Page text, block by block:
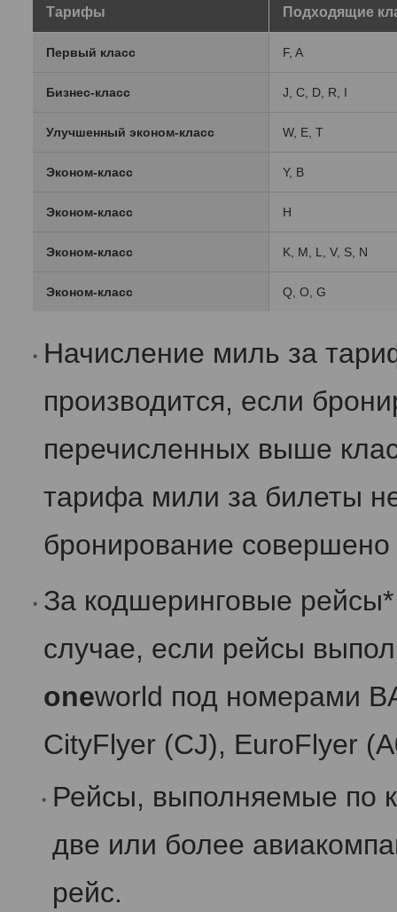
Тарифы Подходящие
Первый класс F, A
Бизнес-класс J, C, D, R, I
Улучшенный эконом-класс W, E, T
Эконом-класс Y, B
Эконом-класс H
Эконом-класс K, M, L, V, S, N
Эконом-класс Q, O, G
* Начисление миль за
производится, если
перечисленных выше
тарифа мили за билеты
бронирование
* За кодшеринговые
случае, если рейсы
oneworld под номерами
CityFlyer (CJ), EuroFlyer
* Рейсы, выполняемые по
две или более
рейс.